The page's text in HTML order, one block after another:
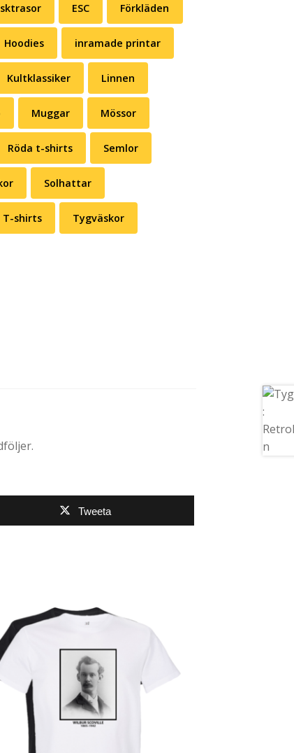
ESC Förkläden
Hoodies inramade printar
Kultklassiker Linnen
Muggar Mössor
Röda t-shirts Semlor
Solhattar
T-shirts Tygväskor
Tweeta